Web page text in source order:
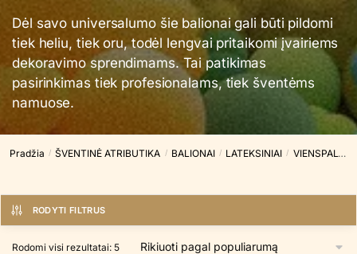
Dėl savo universalumo šie balionai gali būti pildomi
tiek heliu, tiek oru, todėl lengvai pritaikomi įvairiems
dekoravimo sprendimams. Tai patikimas
pasirinkimas tiek profesionalams, tiek šventėms
namuose.
Pradžia / ŠVENTINĖ ATRIBUTIKA / BALIONAI / LATEKSINIAI / VIENSPALVIAI
RODYTI FILTRUS
Rodomi visi rezultatai: 5Rūšiuojama